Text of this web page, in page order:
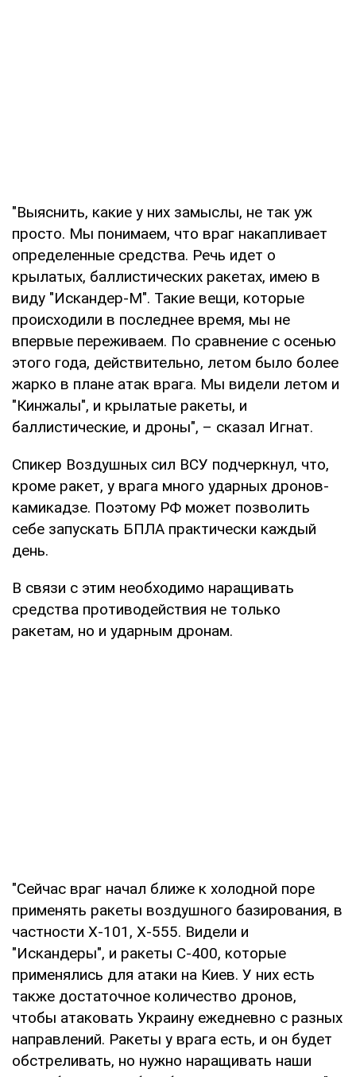
"Выяснить, какие у них замыслы, не так уж
просто. Мы понимаем, что враг накапливает
определенные средства. Речь идет о
крылатых, баллистических ракетах, имею в
виду "Искандер-М". Такие вещи, которые
происходили в последнее время, мы не
впервые переживаем. По сравнение с осенью
этого года, действительно, летом было более
жарко в плане атак врага. Мы видели летом и
"Кинжалы", и крылатые ракеты, и
баллистические, и дроны", – сказал Игнат.
Спикер Воздушных сил ВСУ подчеркнул, что,
кроме ракет, у врага много ударных дронов-
камикадзе. Поэтому РФ может позволить
себе запускать БПЛА практически каждый
день.
В связи с этим необходимо наращивать
средства противодействия не только
ракетам, но и ударным дронам.
"Сейчас враг начал ближе к холодной поре
применять ракеты воздушного базирования, в
частности Х-101, Х-555. Видели и
"Искандеры", и ракеты С-400, которые
применялись для атаки на Киев. У них есть
также достаточное количество дронов,
чтобы атаковать Украину ежедневно с разных
направлений. Ракеты у врага есть, и он будет
обстреливать, но нужно наращивать наши